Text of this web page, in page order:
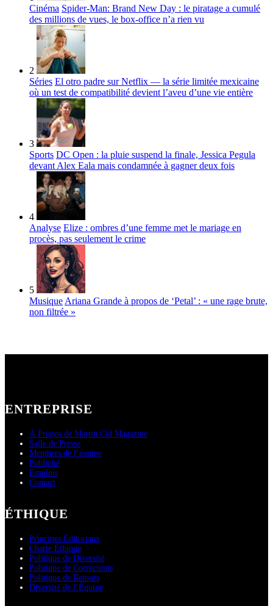
Cinéma Spider-Man: Brand New Day : le piratage a cumulé
des millions de vues, le box-office n’a rien vu
2
Séries El otro padre sur Netflix — la série limitée mexicaine
où un test de compatibilité devient l’aveu d’une vie entière
3
Sports DC Open : la pluie suspend la finale, Jessica Pegula
devant Alex Eala mais condamnée à gagner deux fois
4
Analyse Elize : ombres d’une femme met le mariage en
procès, pas seulement le crime
5
Musique Ariana Grande à propos de ‘Petal’ : « une rage brute,
non filtrée »
ENTREPRISE
À Propos de Martin Cid Magazine
Salle de Presse
Membres de l’équipe
Publicité
Emplois
Contact
ÉTHIQUE
Principes Éditoriaux
Charte Éthique
Politique de Diversité
Politique de Corrections
Politique de Retours
Diversité de l’Équipe